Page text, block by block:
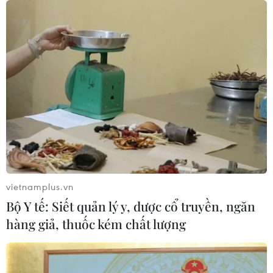
10/08/2026 05:56
Ngành đường sắt hướng tới mục tiêu
1.500 container vận tải liên vận
Trung Quốc
09/08/2026 10:17
Tỉnh Quảng Ninh mở hướng kết nối
mới với chuỗi kinh tế phía Bắc
09/08/2026 08:04
Lâm Đồng: Mưa lớn gây sạt lở đèo
Con Ó, cây đổ trên đèo Bảo Lộc
vietnamplus.vn
Bộ Y tế: Siết quản lý y, dược cổ truyền, ngăn
hàng giả, thuốc kém chất lượng